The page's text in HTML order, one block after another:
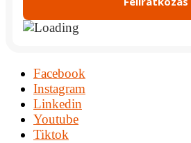
Facebook
Instagram
Linkedin
Youtube
Tiktok